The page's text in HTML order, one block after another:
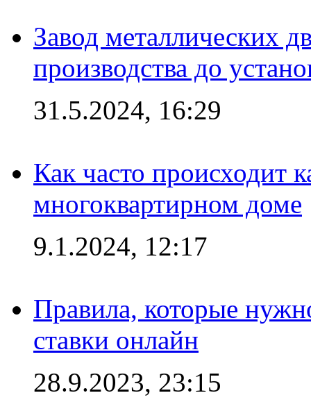
Завод металлических
производства до
31.5.2024, 16:29
Как часто происходит
многоквартирном доме
9.1.2024, 12:17
Правила, которые
ставки онлайн
28.9.2023, 23:15